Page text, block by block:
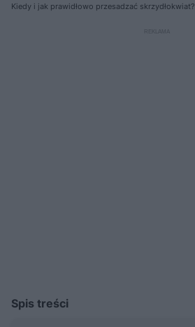
Kiedy i jak prawidłowo przesadzać skrzydłokwiat?
Spis treści